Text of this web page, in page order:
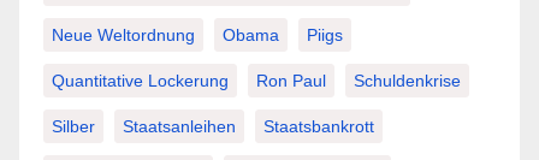
Neue Weltordnung Obama Piigs
Quantitative Lockerung Ron Paul Schuldenkrise
Silber Staatsanleihen Staatsbankrott